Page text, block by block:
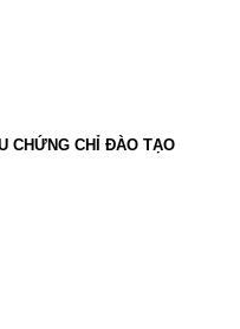
CHỨNG CHỈ ĐÀO TẠO